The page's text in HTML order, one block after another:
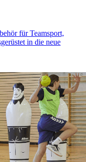
für Teamsport,
in die neue